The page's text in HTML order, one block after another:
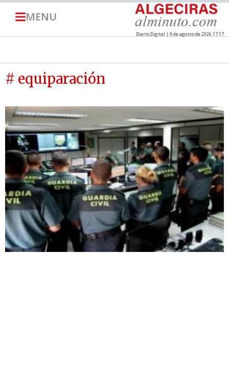
MENU
Diario Digital | 9 de agosto de 2026 17:17
# equiparación